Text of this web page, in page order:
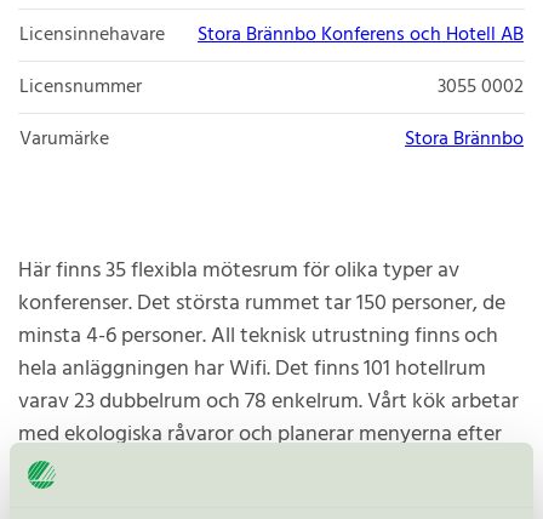
Licensinnehavare
Stora Brännbo Konferens och Hotell AB
Licensnummer
3055 0002
Varumärke
Stora Brännbo
Här finns 35 flexibla mötesrum för olika typer av
konferenser. Det största rummet tar 150 personer, de
minsta 4-6 personer. All teknisk utrustning finns och
hela anläggningen har Wifi. Det finns 101 hotellrum
varav 23 dubbelrum och 78 enkelrum. Vårt kök arbetar
med ekologiska råvaror och planerar menyerna efter
säsong. Här finns aktiviteter för glädje & eftertanke,
gym och spa.